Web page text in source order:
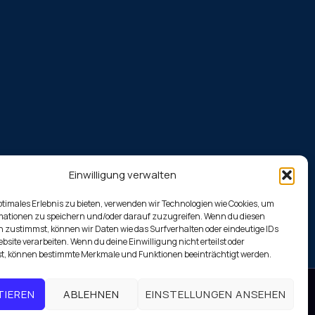
Einwilligung verwalten
Erlebnis zu bieten, verwenden wir Technologien wie Cookies, um
zu speichern und/oder darauf zuzugreifen. Wenn du diesen
zustimmst, können wir Daten wie das Surfverhalten oder eindeutige IDs
verarbeiten. Wenn du deine Einwilligung nicht erteilst oder
können bestimmte Merkmale und Funktionen beeinträchtigt werden.
ABLEHNEN EINSTELLUNGEN ANSEHEN
Compass